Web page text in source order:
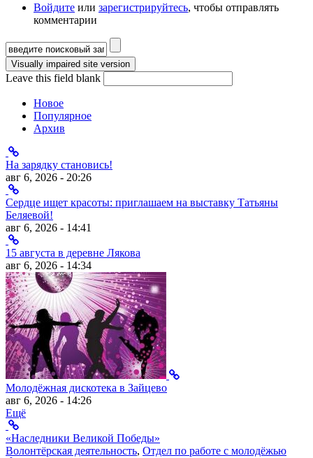
Войдите или зарегистрируйтесь, чтобы отправлять
комментарии
Форма поиска
Leave this field blank
Новое
Популярное
Архив
На зарядку становись!
авг 6, 2026 - 20:26
Сердце ищет красоты: приглашаем на выставку Татьяны
Беляевой!
авг 6, 2026 - 14:41
15 августа в деревне Лякова
авг 6, 2026 - 14:34
Молодёжная дискотека в Зайцево
авг 6, 2026 - 14:26
Ещё
«Наследники Великой Победы»
Волонтёрская деятельность, Отдел по работе с молодёжью